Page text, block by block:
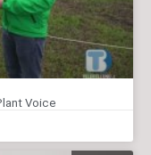
Voice